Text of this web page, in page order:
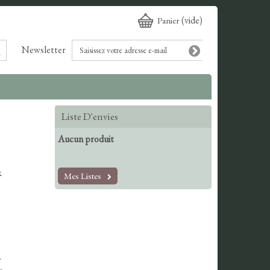
Panier(vide)
Newsletter
Liste D'envies
Aucun produit
Mes Listes